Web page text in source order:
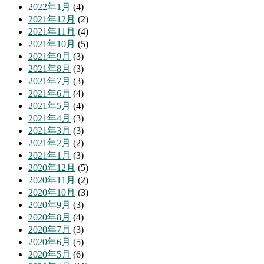
2022年1月 (4)
2021年12月 (2)
2021年11月 (4)
2021年10月 (5)
2021年9月 (3)
2021年8月 (3)
2021年7月 (3)
2021年6月 (4)
2021年5月 (4)
2021年4月 (3)
2021年3月 (3)
2021年2月 (2)
2021年1月 (3)
2020年12月 (5)
2020年11月 (2)
2020年10月 (3)
2020年9月 (3)
2020年8月 (4)
2020年7月 (3)
2020年6月 (5)
2020年5月 (6)